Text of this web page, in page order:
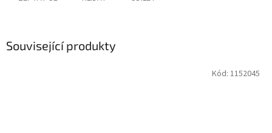
Související produkty
Kód: 1152045